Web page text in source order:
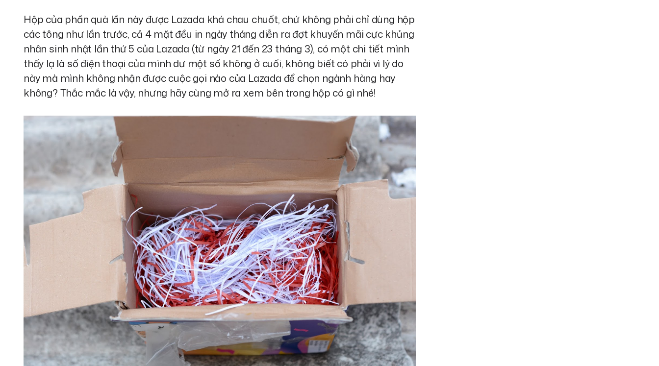
Hộp của phần quà lần này được Lazada khá chau chuốt, chứ không phải chỉ dùng hộp
các tông như lần trước, cả 4 mặt đều in ngày tháng diễn ra đợt khuyến mãi cực khủng
nhân sinh nhật lần thứ 5 của Lazada (từ ngày 21 đến 23 tháng 3), có một chi tiết mình
thấy lạ là số điện thoại của mình dư một số không ở cuối, không biết có phải vì lý do
này mà mình không nhận được cuộc gọi nào của Lazada để chọn ngành hàng hay
không? Thắc mắc là vậy, nhưng hãy cùng mở ra xem bên trong hộp có gì nhé!